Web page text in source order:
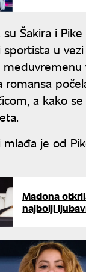
Šakira i
u
romansa
a kako
je od
Madona
najbolji